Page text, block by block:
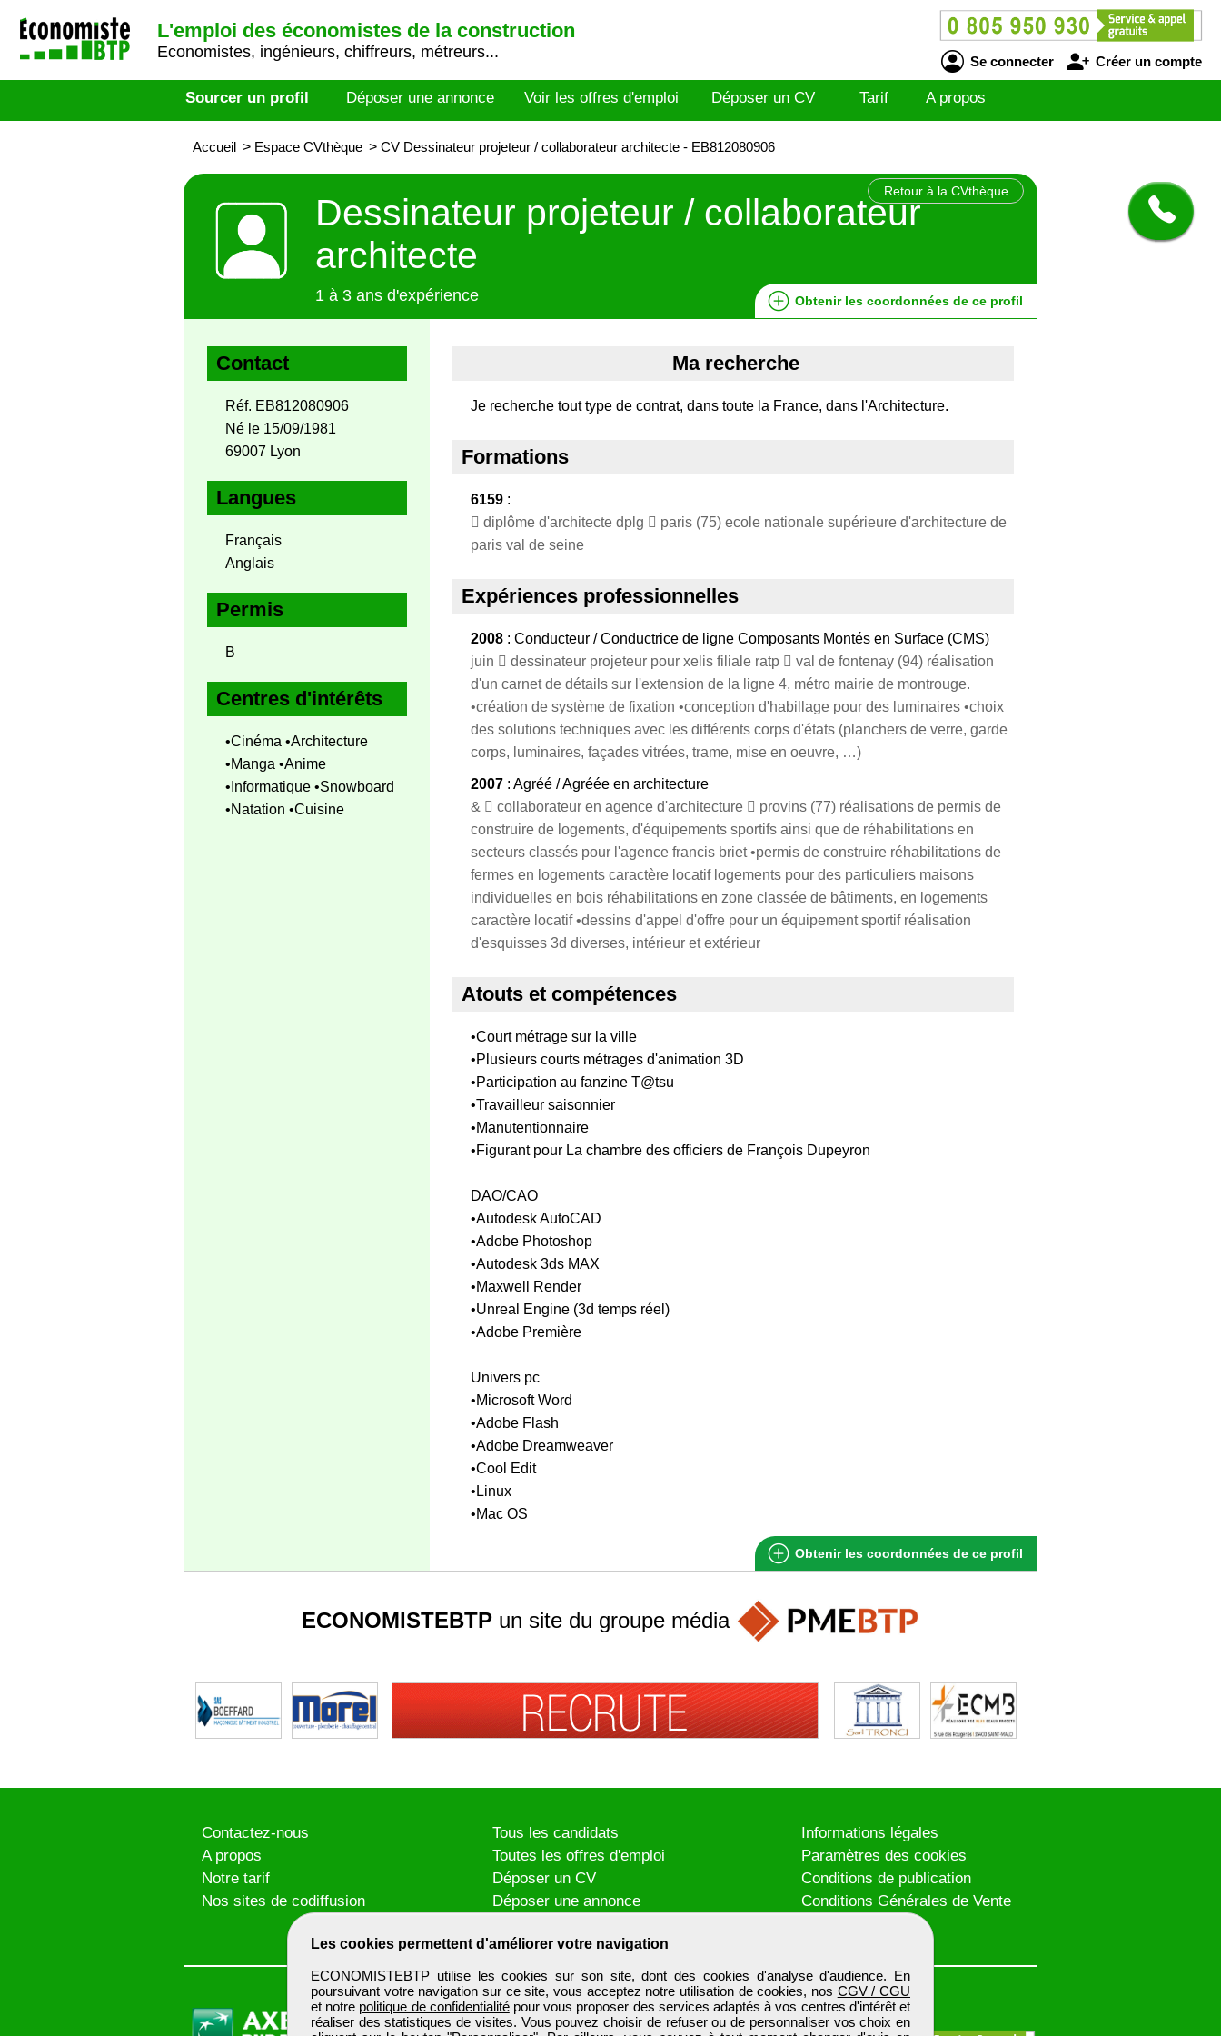
L'emploi des économistes de la construction
Economistes, ingénieurs, chiffreurs, métreurs...
Se connecter Créer un compte
Sourcer un profil Déposer une annonce Voir les offres d'emploi Déposer un CV Tarif A propos
Accueil > Espace CVthèque > CV Dessinateur projeteur / collaborateur architecte - EB812080906
Retour à la CVthèque
Dessinateur projeteur / collaborateur
architecte
1 à 3 ans d'expérience Obtenir les coordonnées de ce profil
Contact
Réf. EB812080906
Né le 15/09/1981
69007 Lyon
Langues
Français
Anglais
Permis
B
Centres d'intérêts
•Cinéma •Architecture
•Manga •Anime
•Informatique •Snowboard
•Natation •Cuisine
Ma recherche
Je recherche tout type de contrat, dans toute la France, dans l'Architecture.
Formations
6159 :
 diplôme d'architecte dplg  paris (75) ecole nationale supérieure d'architecture de
paris val de seine
Expériences professionnelles
2008 : Conducteur / Conductrice de ligne Composants Montés en Surface (CMS)
juin  dessinateur projeteur pour xelis filiale ratp  val de fontenay (94) réalisation
d'un carnet de détails sur l'extension de la ligne 4, métro mairie de montrouge.
•création de système de fixation •conception d'habillage pour des luminaires •choix
des solutions techniques avec les différents corps d'états (planchers de verre, garde
corps, luminaires, façades vitrées, trame, mise en oeuvre, …)
2007 : Agréé / Agréée en architecture
&  collaborateur en agence d'architecture  provins (77) réalisations de permis de
construire de logements, d'équipements sportifs ainsi que de réhabilitations en
secteurs classés pour l'agence francis briet •permis de construire réhabilitations de
fermes en logements caractère locatif logements pour des particuliers maisons
individuelles en bois réhabilitations en zone classée de bâtiments, en logements
caractère locatif •dessins d'appel d'offre pour un équipement sportif réalisation
d'esquisses 3d diverses, intérieur et extérieur
Atouts et compétences
•Court métrage sur la ville
•Plusieurs courts métrages d'animation 3D
•Participation au fanzine T@tsu
•Travailleur saisonnier
•Manutentionnaire
•Figurant pour La chambre des officiers de François Dupeyron
DAO/CAO
•Autodesk AutoCAD
•Adobe Photoshop
•Autodesk 3ds MAX
•Maxwell Render
•Unreal Engine (3d temps réel)
•Adobe Première
Univers pc
•Microsoft Word
•Adobe Flash
•Adobe Dreamweaver
•Cool Edit
•Linux
•Mac OS
Obtenir les coordonnées de ce profil
Les cookies permettent d'améliorer votre navigation
ECONOMISTEBTP utilise les cookies sur son site, dont des cookies d'analyse d'audience. En
poursuivant votre navigation sur ce site, vous acceptez notre utilisation de cookies, nos CGV / CGU
et notre politique de confidentialitépour vous proposer des services adaptés à vos centres d'intérêt et
réaliser des statistiques de visites. Vous pouvez choisir de refuser ou de personnaliser vos choix en
ECONOMISTEBTPun site du groupe média
Contactez-nous
A propos
Notre tarif
Nos sites de codiffusion
Tous les candidats
Toutes les offres d'emploi
Déposer un CV
Déposer une annonce
Informations légales
Paramètres des cookies
Conditions de publication
Conditions Générales de Vente